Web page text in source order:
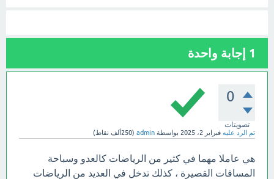
1 إجابة واحدة
0
تصويتات
تم الرد عليه فبراير 2، 2025 بواسطة admin
(250ألف نقاط)
هي عاملا مهما في كثير من الرياضات كالعدو وسباحة
المسافات القصيرة ، كذلك تدخل في العديد من الرياضات